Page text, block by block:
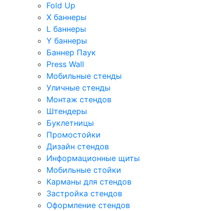
Fold Up
Х баннеры
L баннеры
Y баннеры
Баннер Паук
Press Wall
Мобильные стенды
Уличные стенды
Монтаж стендов
Штендеры
Буклетницы
Промостойки
Дизайн стендов
Информационные щиты
Мобильные стойки
Карманы для стендов
Застройка стендов
Оформление стендов